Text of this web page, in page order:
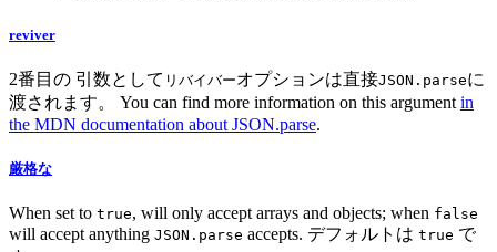
reviver
2番目の 引数として リバイバーオプションは直接JSON.parseに
渡されます。 You can find more information on this argument in
the MDN documentation about JSON.parse.
厳格な
When set to true, will only accept arrays and objects; when false
will accept anything JSON.parse accepts. デフォルトは true で